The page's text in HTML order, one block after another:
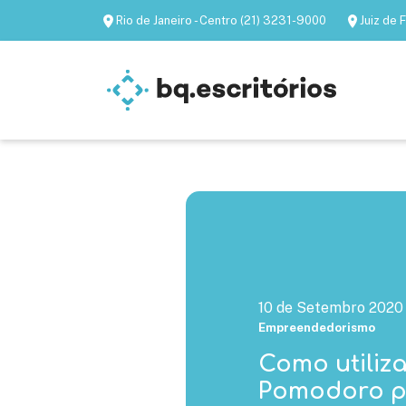
Rio de Janeiro - Centro (21) 3231-9000 Juiz de
Escritórios
10 de Setembro 2020
Empreendedorismo
Como
Pomodoro